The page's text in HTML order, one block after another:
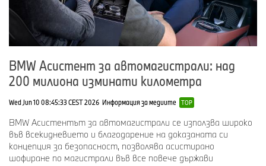
2026Около 9 000 служители, включително около
380 стажанти
40 години завод на BMW Group в Регенсбург – произвеждани
BMW Асистент за автомагистрали: над
200 милиона изминати километра
Wed Jun 10 08:45:33 CEST 2026 Информация за медиите TOP
BMW Асистентът за автомагистрали се използва широко
във всекидневието и благодарение на доказаната си
концепция за безопасност, позволява асистирано
шофиране по магистрали във все повече държави